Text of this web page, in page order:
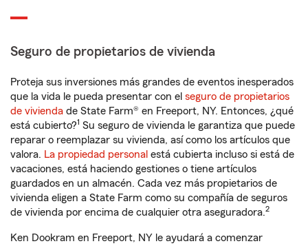
Seguro de propietarios de vivienda
Proteja sus inversiones más grandes de eventos inesperados
que la vida le pueda presentar con el seguro de propietarios
de vivienda de State Farm® en Freeport, NY. Entonces, ¿qué
está cubierto?1 Su seguro de vivienda le garantiza que puede
reparar o reemplazar su vivienda, así como los artículos que
valora. La propiedad personal está cubierta incluso si está de
vacaciones, está haciendo gestiones o tiene artículos
guardados en un almacén. Cada vez más propietarios de
vivienda eligen a State Farm como su compañía de seguros
de vivienda por encima de cualquier otra aseguradora.2
Ken Dookram en Freeport, NY le ayudará a comenzar